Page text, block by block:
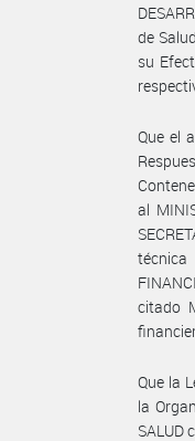
de
su
Que el
al
citado
Que la
la
SALUD